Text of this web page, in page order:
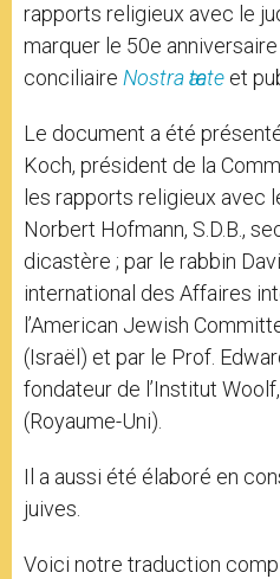
rapports religieux avec le
marquer le 50e
conciliaire Nostra ӕtate et
Le document a été
Koch, président de la
les rapports religieux avec
Norbert Hofmann, S.D.B.,
dicastère ; par le rabbin
international des Affaires
l’American Jewish
(Israël) et par le Prof.
fondateur de l’Institut
(Royaume-Uni).
Il a aussi été élaboré en
juives.
Voici notre traduction